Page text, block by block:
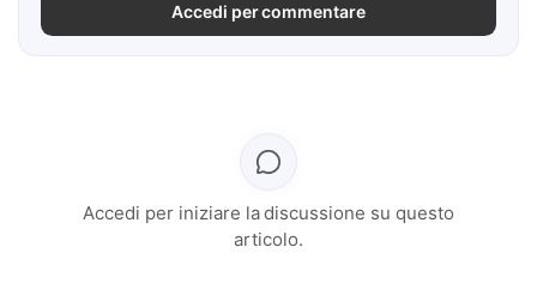
Accedi per commentare
Accedi per iniziare la discussione su questo
articolo.